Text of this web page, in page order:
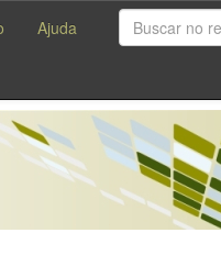
Ajuda